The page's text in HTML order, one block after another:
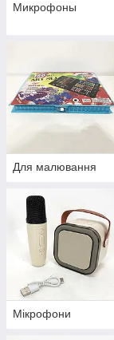
Микрофоны
Для малювання
Мікрофони